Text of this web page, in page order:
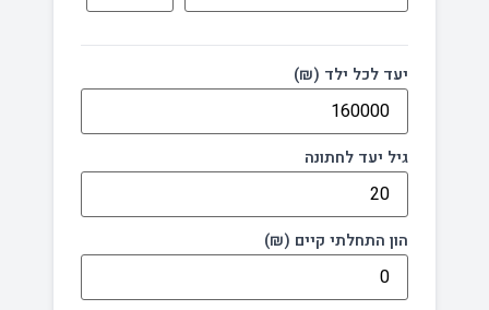
יעד לכל ילד (₪)
גיל יעד לחתונה
הון התחלתי קיים (₪)